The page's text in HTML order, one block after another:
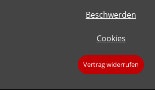
Beschwerden
Cookies
Vertrag widerrufen